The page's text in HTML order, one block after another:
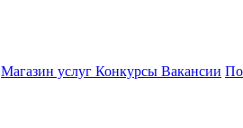
Магазин услуг Конкурсы Вакансии